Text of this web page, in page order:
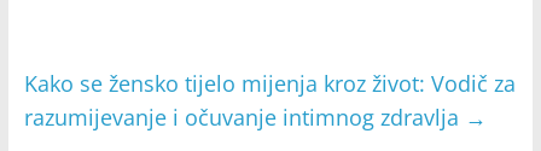
Kako se žensko tijelo mijenja kroz život: Vodič za
razumijevanje i očuvanje intimnog zdravlja →